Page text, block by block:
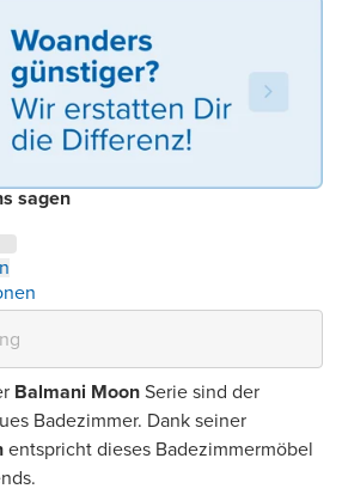
sagen
Balmani MoonSerie sind der
Badezimmer. Dank seiner
entspricht dieses Badezimmermöbel